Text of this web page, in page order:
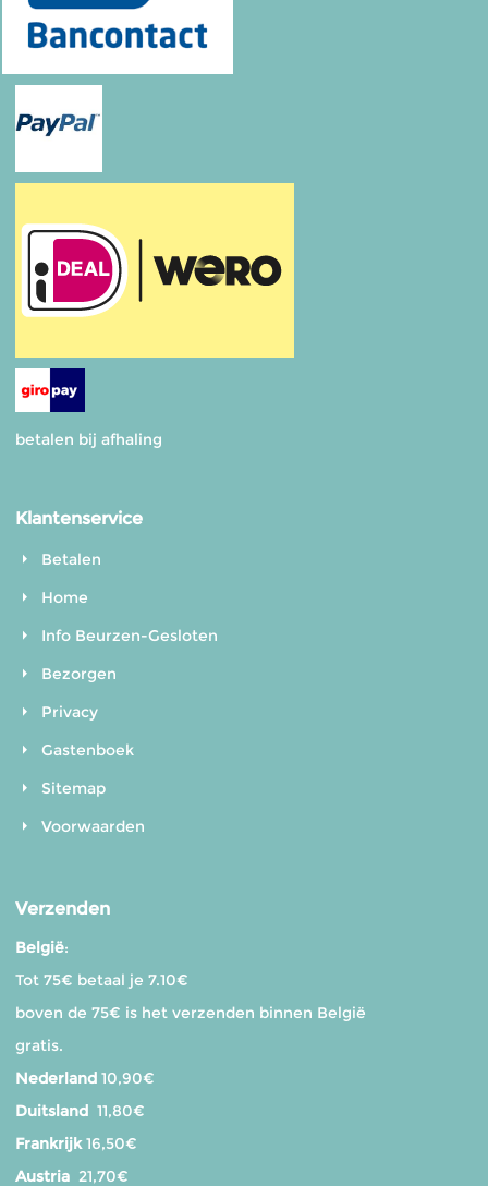
betalen bij afhaling
Klantenservice
Betalen
Home
Info Beurzen-Gesloten
Bezorgen
Privacy
Gastenboek
Sitemap
Voorwaarden
Verzenden
België:
Tot 75€ betaal je 7.10€
boven de 75€ is het verzenden binnen België
gratis.
Nederland10,90€
Duitsland11,80€
Frankrijk16,50€
Austria21,70€